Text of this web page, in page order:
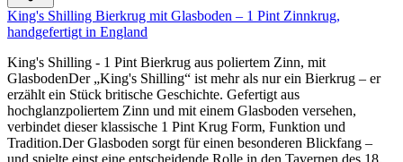
King's Shilling Bierkrug mit Glasboden – 1 Pint Zinnkrug,
handgefertigt in England
King's Shilling - 1 Pint Bierkrug aus poliertem Zinn, mit
GlasbodenDer „King's Shilling“ ist mehr als nur ein Bierkrug – er
erzählt ein Stück britische Geschichte. Gefertigt aus
hochglanzpoliertem Zinn und mit einem Glasboden versehen,
verbindet dieser klassische 1 Pint Krug Form, Funktion und
Tradition.Der Glasboden sorgt für einen besonderen Blickfang –
und spielte einst eine entscheidende Rolle in den Tavernen des 18.